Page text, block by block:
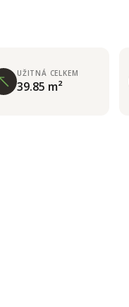
UŽITNÁ CELKEM
39.85 m²